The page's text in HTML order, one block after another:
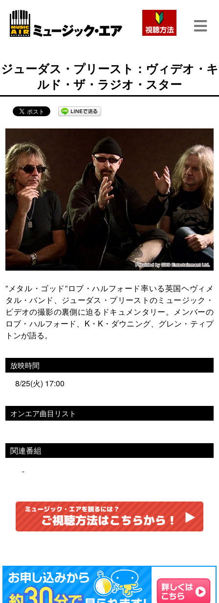
ジューダス・プリースト：ヴィデオ・キ
ルド・ザ・ラジオ・スター
”メタル・ゴッド”ロブ・ハルフォード率いる英国ヘヴィメ
タル・バンド、ジューダス・プリーストのミュージック・
ビデオの撮影の裏側に迫るドキュメンタリー。メンバーの
ロブ・ハルフォード、K・K・ダウニング、グレン・ティプ
トンが語る。
放映時間
8/25(火) 17:00
オンエア曲目リスト
関連番組
-